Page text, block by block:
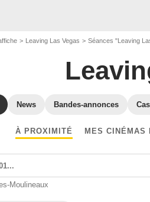
Leaving Las Vegas Séances "Leaving
News Bandes-annonces
À PROXIMITÉ MES CINÉMAS
Moulineaux